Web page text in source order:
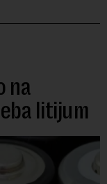
na
litijum